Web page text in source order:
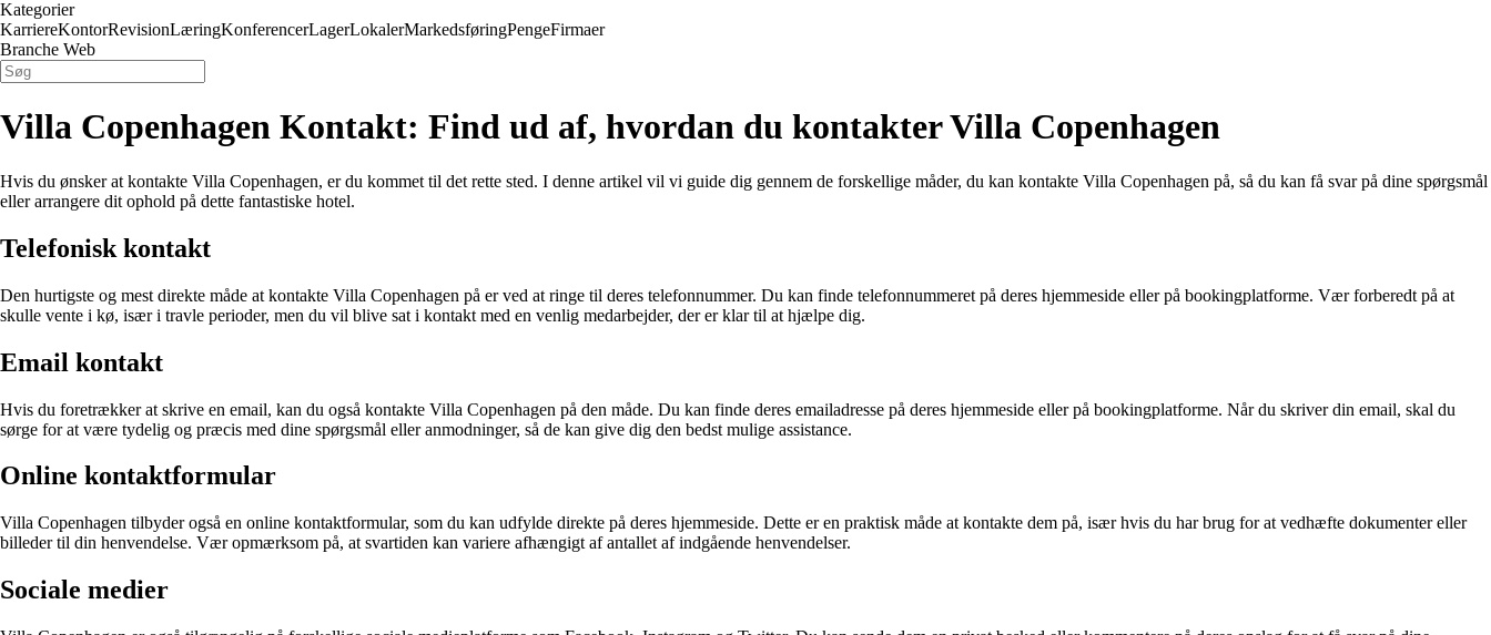
Kategorier
KarriereKontorRevisionLæringKonferencerLagerLokalerMarkedsføringPengeFirmaer
Branche Web
Villa Copenhagen Kontakt: Find ud af, hvordan du kontakter Villa Copenhagen
Hvis du ønsker at kontakte Villa Copenhagen, er du kommet til det rette sted. I denne artikel vil vi guide dig gennem de forskellige måder, du kan kontakte Villa Copenhagen på, så du kan få svar på dine spørgsmål
eller arrangere dit ophold på dette fantastiske hotel.
Telefonisk kontakt
Den hurtigste og mest direkte måde at kontakte Villa Copenhagen på er ved at ringe til deres telefonnummer. Du kan finde telefonnummeret på deres hjemmeside eller på bookingplatforme. Vær forberedt på at
skulle vente i kø, især i travle perioder, men du vil blive sat i kontakt med en venlig medarbejder, der er klar til at hjælpe dig.
Email kontakt
Hvis du foretrækker at skrive en email, kan du også kontakte Villa Copenhagen på den måde. Du kan finde deres emailadresse på deres hjemmeside eller på bookingplatforme. Når du skriver din email, skal du
sørge for at være tydelig og præcis med dine spørgsmål eller anmodninger, så de kan give dig den bedst mulige assistance.
Online kontaktformular
Villa Copenhagen tilbyder også en online kontaktformular, som du kan udfylde direkte på deres hjemmeside. Dette er en praktisk måde at kontakte dem på, især hvis du har brug for at vedhæfte dokumenter eller
billeder til din henvendelse. Vær opmærksom på, at svartiden kan variere afhængigt af antallet af indgående henvendelser.
Sociale medier